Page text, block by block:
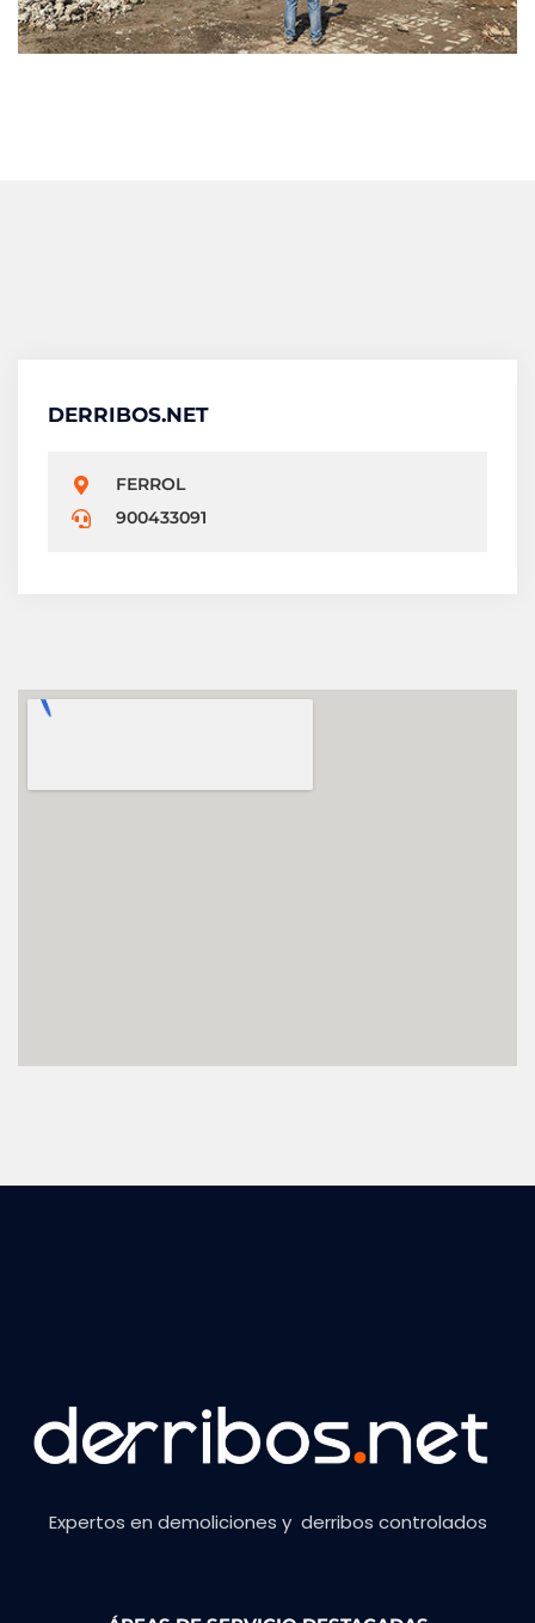
DERRIBOS.NET
FERROL
900433091
Expertos en demoliciones y derribos controlados